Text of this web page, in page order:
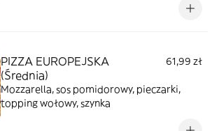
Polane dwoma sosami - pomidorowym i
PIZZA EUROPEJSKA
(Średnia)
61,99 zł
Mozzarella, sos pomidorowy, pieczarki,
topping wołowy, szynka